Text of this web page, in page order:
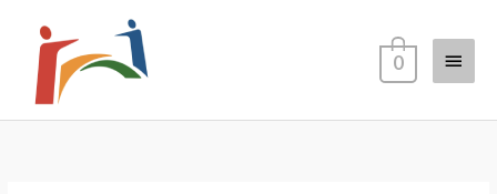
content
Main
Menu
0